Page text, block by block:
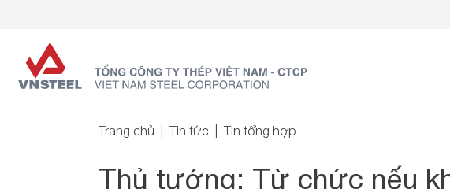
Trang chủ Tin tức Tin tổng hợp
Thủ tướng: Từ chức nếu